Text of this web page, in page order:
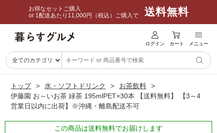
お得なセットご購入
or 1配送あたり11,000円（税込）ご購入で
送料無料
ログイン カート メニュー
トップ 水・ソフトドリンク
お茶飲料
伊藤園 お～いお茶 緑茶 195mlPET×30本 【送料無料】 【3～4
営業日以内に出荷】※沖縄・離島配送不可
この商品は送料無料でお届けします